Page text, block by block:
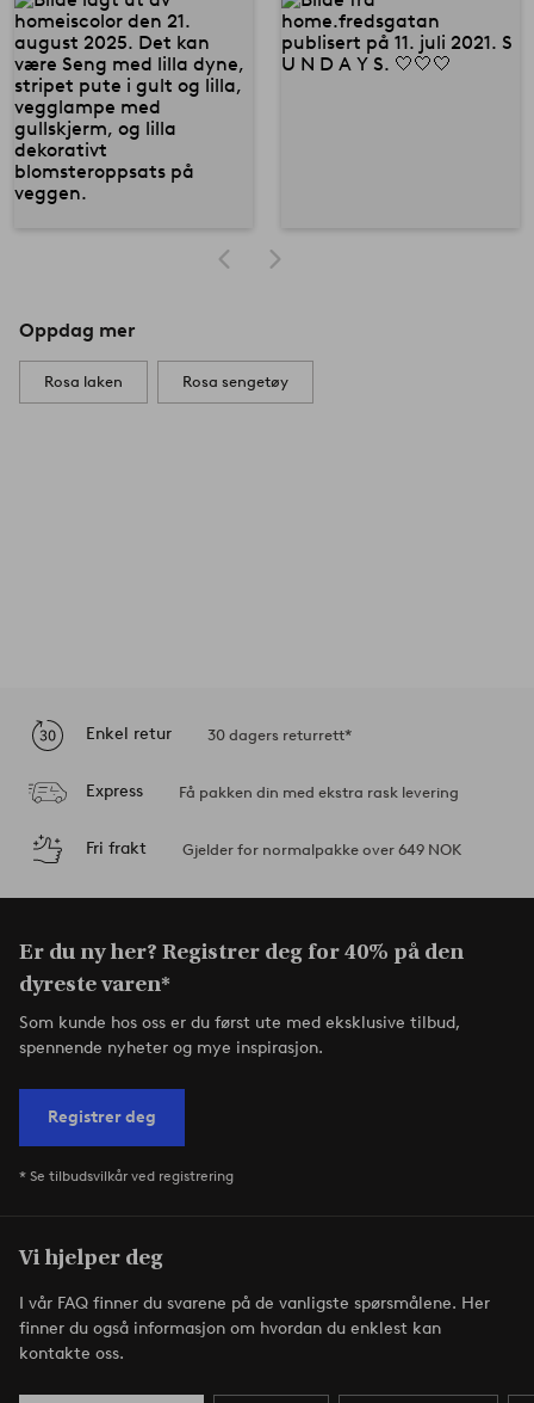
Oppdag mer
Rosa laken Rosa sengetøy
Enkel retur 30 dagers returrett*
Express Få pakken din med ekstra rask levering
Fri frakt Gjelder for normalpakke over 649 NOK
Er du ny her? Registrer deg for 40% på den
dyreste varen*
Som kunde hos oss er du først ute med eksklusive tilbud,
spennende nyheter og mye inspirasjon.
Registrer deg
* Se tilbudsvilkår ved registrering
Vi hjelper deg
I vår FAQ finner du svarene på de vanligste spørsmålene. Her
finner du også informasjon om hvordan du enklest kan
kontakte oss.